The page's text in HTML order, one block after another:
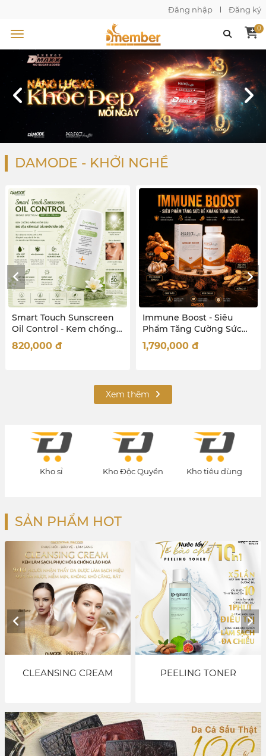
Đăng nhập Đăng ký
0
DAMODE - KHỞI NGHỀ
Immune Boost - Siêu
Phẩm Tăng Cường Sức
Đề Kháng Toàn Diện
1,790,000đ
Micellar Water Oil Control
- Tẩy trang Da dầu, mụn,
hỗn hợp
714,000đ
Xem thêm
Kho Độc Quyền Kho tiêu dùng Kho quà tặng
SẢN PHẨM HOT
PEELING TONER DMaxx Energy Fomula